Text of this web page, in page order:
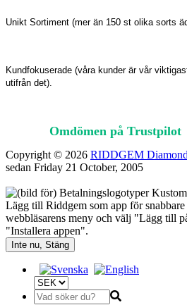
Unikt Sortiment (mer än 150 st olika sorts
Kundfokuserade (våra kunder är vår
utifrån det).
Omdömen på Trustpilot
Copyright © 2026 RIDDGEM
sedan Friday 21 October, 2005
Lägg till Riddgem som app för
webbläsarens meny och välj "Lägg till
"Installera appen".
Inte nu, Stäng